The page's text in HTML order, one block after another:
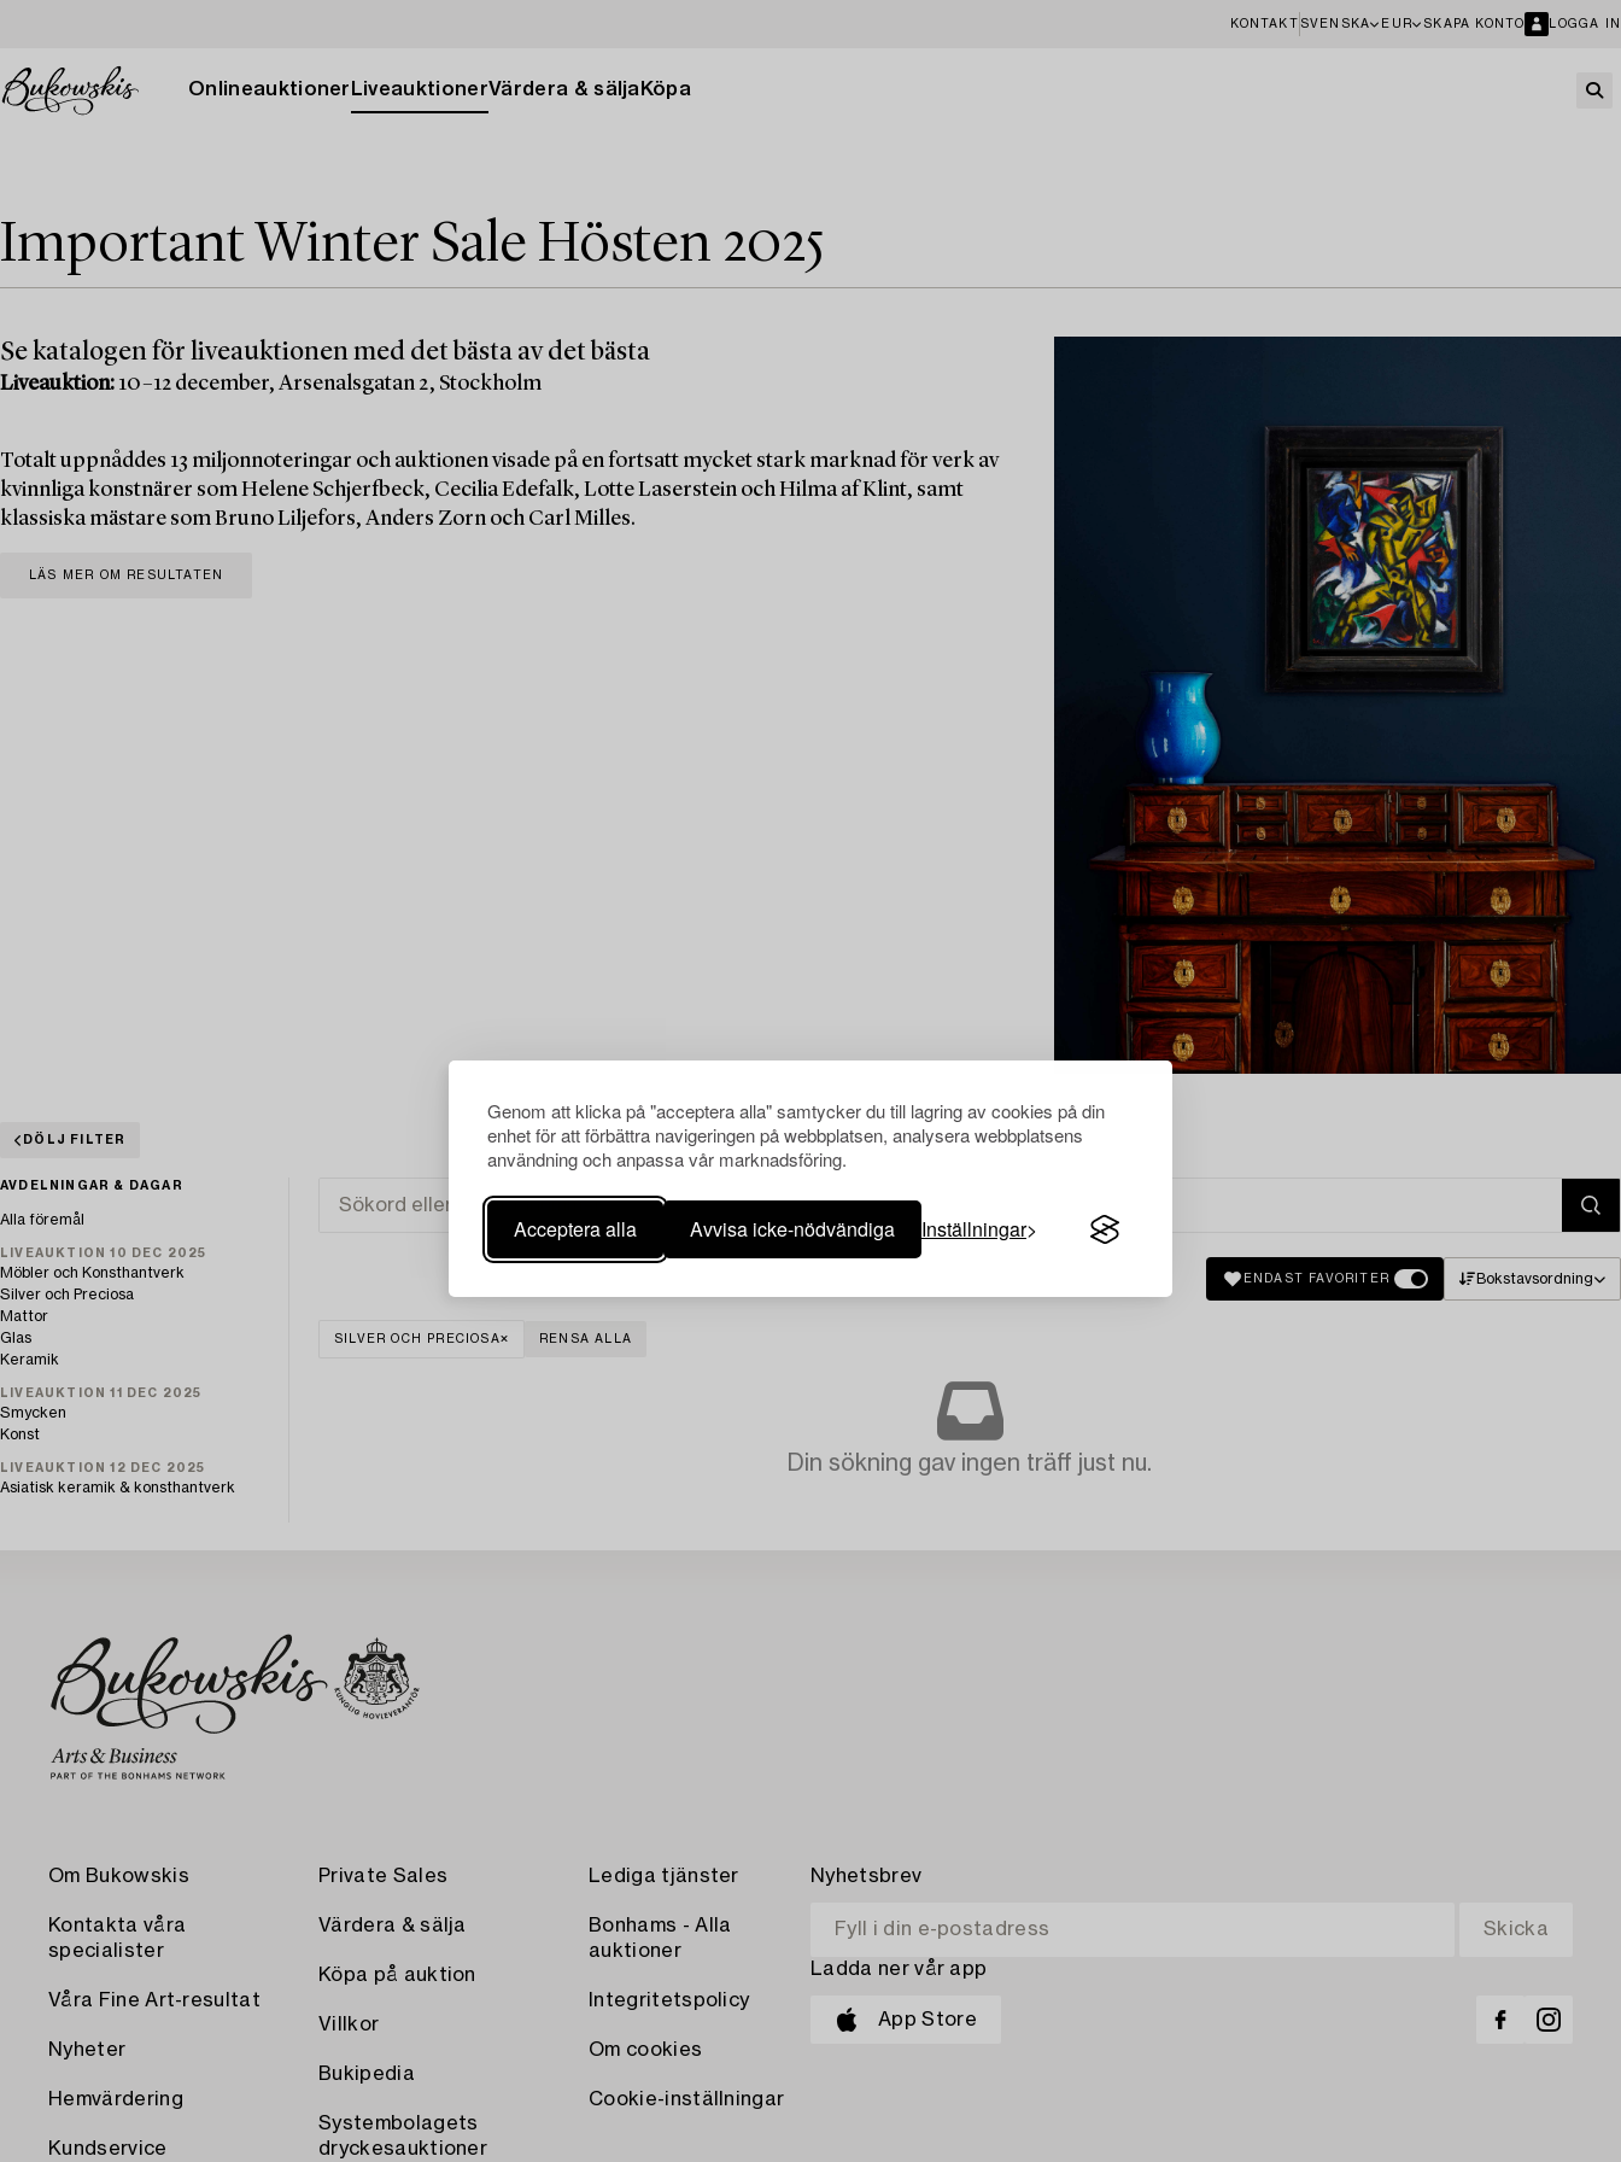
Genom att klicka på "acceptera alla" samtycker du till lagring av cookies på din
enhet för att förbättra navigeringen på webbplatsen, analysera webbplatsens
användning och anpassa vår marknadsföring.
Acceptera alla Avvisa icke-nödvändiga Inställningar
KONTAKT SVENSKA EUR SKAPA KONTO LOGGA IN
Onlineauktioner LiveauktionerVärdera & sälja Köpa
Important Winter Sale Hösten 2025
Se katalogen för liveauktionen med det bästa av det bästa
Liveauktion: 10–12 december, Arsenalsgatan 2, Stockholm
Totalt uppnåddes 13 miljonnoteringar och auktionen visade på en fortsatt mycket stark marknad för verk av
kvinnliga konstnärer som Helene Schjerfbeck, Cecilia Edefalk, Lotte Laserstein och Hilma af Klint, samt
klassiska mästare som Bruno Liljefors, Anders Zorn och Carl Milles.
LÄS MER OM RESULTATEN
DÖLJ FILTER
AVDELNINGAR & DAGAR
Alla föremål
LIVEAUKTION 10 DEC 2025
Möbler och Konsthantverk
Silver och Preciosa
Mattor
Glas
Keramik
LIVEAUKTION 11 DEC 2025
Smycken
Konst
LIVEAUKTION 12 DEC 2025
Asiatisk keramik & konsthantverk
ENDAST FAVORITER Bokstavsordning
SILVER OCH PRECIOSA RENSA ALLA
Din sökning gav ingen träff just nu.
Om Bukowskis
Kontakta våra
specialister
Våra Fine Art-resultat
Nyheter
Hemvärdering
Kundservice
Private Sales
Värdera & sälja
Köpa på auktion
Villkor
Bukipedia
Systembolagets
dryckesauktioner
Lediga tjänster
Bonhams - Alla
auktioner
Integritetspolicy
Om cookies
Cookie-inställningar
Nyhetsbrev
Ladda ner vår app
App Store